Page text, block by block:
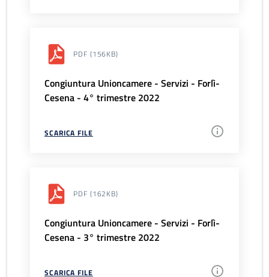
PDF (156KB)
Congiuntura Unioncamere - Servizi - Forlì-
Cesena - 4° trimestre 2022
SCARICA FILE
PDF (162KB)
Congiuntura Unioncamere - Servizi - Forlì-
Cesena - 3° trimestre 2022
SCARICA FILE